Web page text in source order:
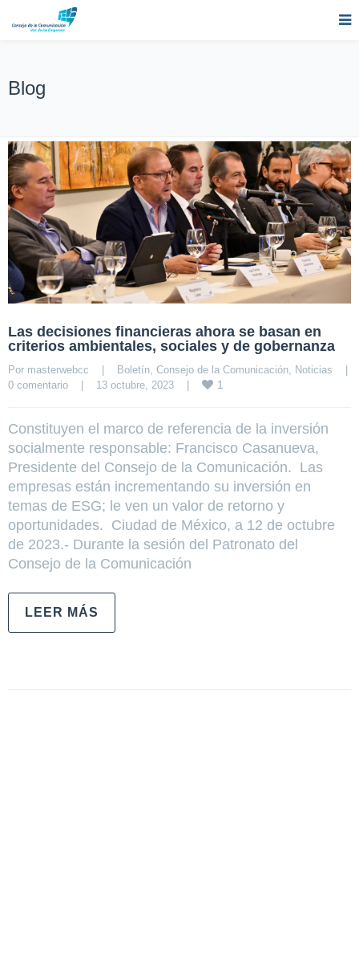
Blog
Las decisiones financieras ahora se basan en
criterios ambientales, sociales y de gobernanza
Por masterwebcc | Boletín Consejo de la Comunicación Noticias
|
0 comentario
| 13 octubre, 2023 | 1
Constituyen el marco de referencia de la inversión
socialmente responsable: Francisco Casanueva,
Presidente del Consejo de la Comunicación. Las
empresas están incrementando su inversión en
temas de ESG; le ven un valor de retorno y
oportunidades. Ciudad de México, a 12 de octubre
de 2023.- Durante la sesión del Patronato del
Consejo de la Comunicación
LEER MÁS